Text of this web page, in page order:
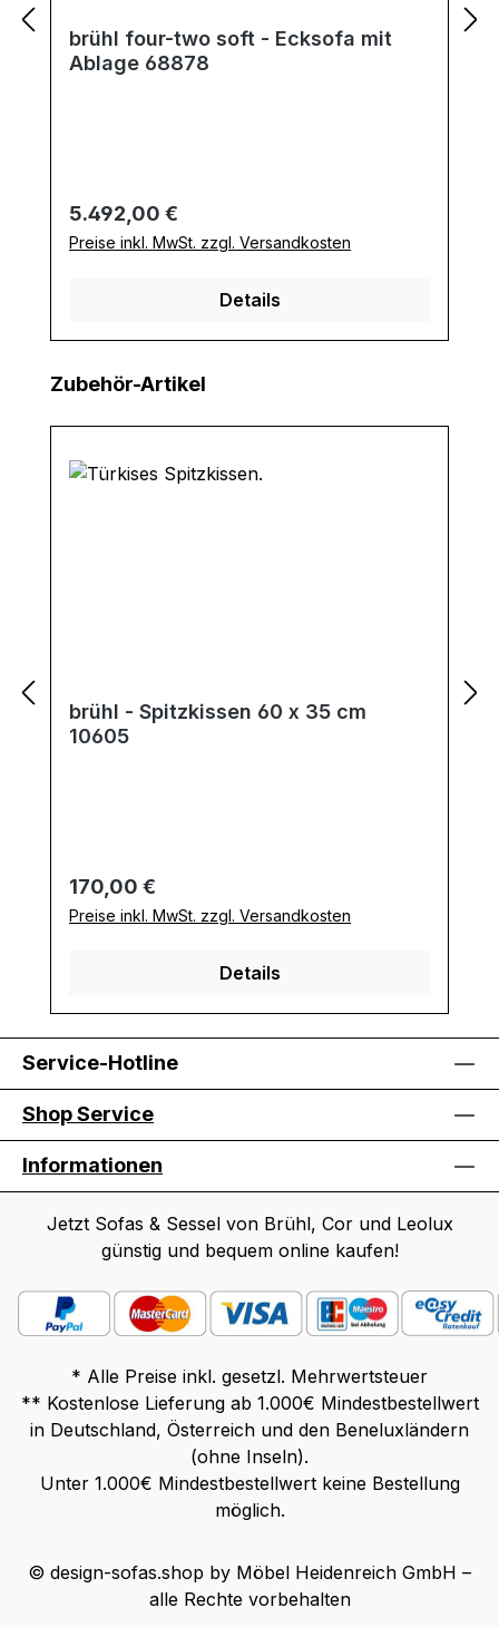
brühl four-two soft - Ecksofa mit
Ablage 68878
Regulärer Preis:
5.492,00 €
Preise inkl. MwSt. zzgl. Versandkosten
Details
Produktgalerie überspringen
Zubehör-Artikel
brühl - Spitzkissen 60 x 35 cm
10605
Regulärer Preis:
170,00 €
Preise inkl. MwSt. zzgl. Versandkosten
Details
Service-Hotline
Shop Service
Informationen
Jetzt Sofas & Sessel von Brühl, Cor und Leolux
günstig und bequem online kaufen!
* Alle Preise inkl. gesetzl. Mehrwertsteuer
** Kostenlose Lieferung ab 1.000€ Mindestbestellwert
in Deutschland, Österreich und den Beneluxländern
(ohne Inseln).
Unter 1.000€ Mindestbestellwert keine Bestellung
möglich.
© design-sofas.shop by Möbel Heidenreich GmbH –
alle Rechte vorbehalten